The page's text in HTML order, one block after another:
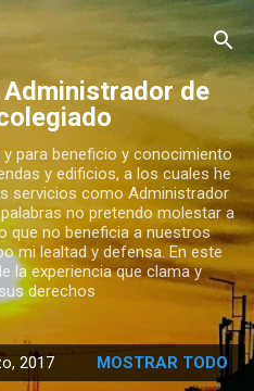
de
para beneficio y conocimiento
y edificios, a los cuales he
servicios como Administrador
no pretendo molestar a
que no beneficia a nuestros
mi lealtad y defensa. En este
la experiencia que clama y
derechos
2017 MOSTRAR TODO